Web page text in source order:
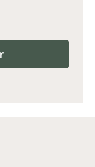
: Entrez la